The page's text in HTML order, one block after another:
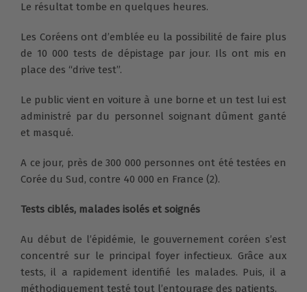
Le résultat tombe en quelques heures.
Les Coréens ont d’emblée eu la possibilité de faire plus
de 10 000 tests de dépistage par jour. Ils ont mis en
place des “drive test”.
Le public vient en voiture à une borne et un test lui est
administré par du personnel soignant dûment ganté
et masqué.
A ce jour, près de 300 000 personnes ont été testées en
Corée du Sud, contre 40 000 en France (2).
Tests ciblés, malades isolés et soignés
Au début de l’épidémie, le gouvernement coréen s’est
concentré sur le principal foyer infectieux. Grâce aux
tests, il a rapidement identifié les malades. Puis, il a
méthodiquement testé tout l’entourage des patients.